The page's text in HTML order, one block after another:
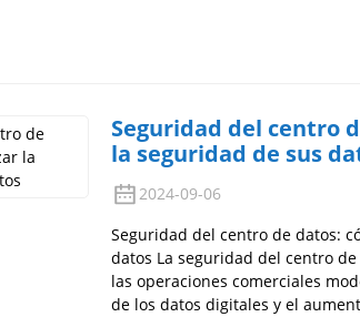
Seguridad del centro
la seguridad de sus
2024-09-06
Seguridad del centro de datos:
datos La seguridad del centro
las operaciones comerciales
de los datos digitales y el